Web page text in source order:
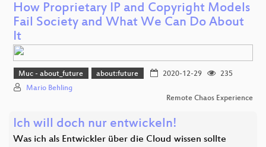
How Proprietary IP and Copyright Models
Fail Society and What We Can Do About
It
Muc - about_future about:future 2020-12-29
235
Mario Behling
Remote Chaos Experience
Ich will doch nur entwickeln!
Was ich als Entwickler über die Cloud wissen sollte